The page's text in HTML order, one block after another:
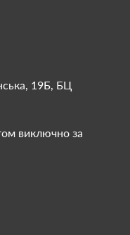
19Б, БЦ
виключно за